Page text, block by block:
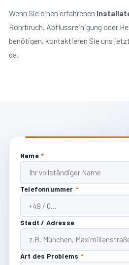
Wenn Sie einen erfahrenen
Rohrbruch, Abflussreinigung oder
benötigen, kontaktieren Sie uns
da.
Name *
Telefonnummer *
Stadt / Adresse
Art des Problems *